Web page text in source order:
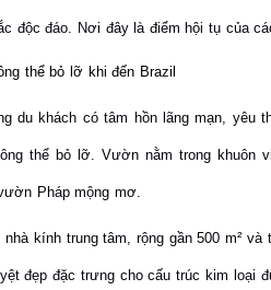
độc đáo. Nơi đây là điểm hội tụ của
du khách có tâm hồn lãng mạn, yêu
thể bỏ lỡ. Vườn nằm trong khuôn
Pháp mộng mơ.
nhà kính trung tâm, rộng gần 500 m²
đẹp đặc trưng cho cấu trúc kim loại